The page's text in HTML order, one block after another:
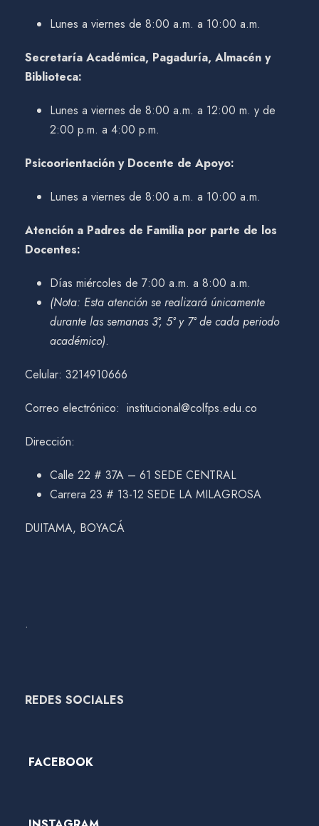
Lunes a viernes de 8:00 a.m. a 10:00 a.m.
Secretaría Académica, Pagaduría, Almacén y
Biblioteca:
Lunes a viernes de 8:00 a.m. a 12:00 m. y de
2:00 p.m. a 4:00 p.m.
Psicoorientación y Docente de Apoyo:
Lunes a viernes de 8:00 a.m. a 10:00 a.m.
Atención a Padres de Familia por parte de los
Docentes:
Días miércoles de 7:00 a.m. a 8:00 a.m.
(Nota: Esta atención se realizará únicamente
durante las semanas 3°, 5° y 7° de cada periodo
académico).
Celular: 3214910666
Correo electrónico: institucional@colfps.edu.co
Dirección:
Calle 22 # 37A – 61 SEDE CENTRAL
Carrera 23 # 13-12 SEDE LA MILAGROSA
DUITAMA, BOYACÁ
.
REDES SOCIALES
FACEBOOK